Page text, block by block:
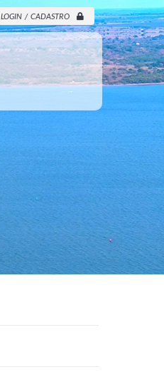
LOGIN / CADASTRO